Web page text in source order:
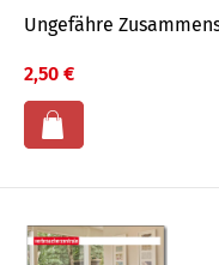
Ungefähre
2,50 €